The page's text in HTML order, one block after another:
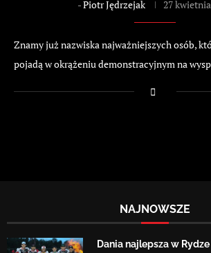
-Piotr Jędrzejak 27
Znamy już nazwiska najważniejszych osób,
pojadą w okrążeniu demonstracyjnym na
NAJNOWSZE
Dania najlepsza w Rydze